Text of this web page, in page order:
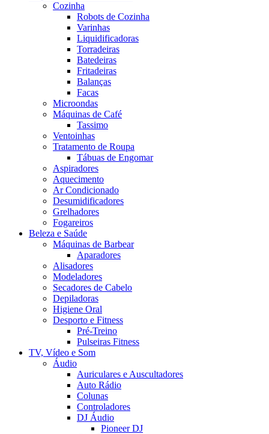
Cozinha
Robots de Cozinha
Varinhas
Liquidificadoras
Torradeiras
Batedeiras
Fritadeiras
Balanças
Facas
Microondas
Máquinas de Café
Tassimo
Ventoinhas
Tratamento de Roupa
Tábuas de Engomar
Aspiradores
Aquecimento
Ar Condicionado
Desumidificadores
Grelhadores
Fogareiros
Beleza e Saúde
Máquinas de Barbear
Aparadores
Alisadores
Modeladores
Secadores de Cabelo
Depiladoras
Higiene Oral
Desporto e Fitness
Pré-Treino
Pulseiras Fitness
TV, Vídeo e Som
Áudio
Auriculares e Auscultadores
Auto Rádio
Colunas
Controladores
DJ Áudio
Pioneer DJ